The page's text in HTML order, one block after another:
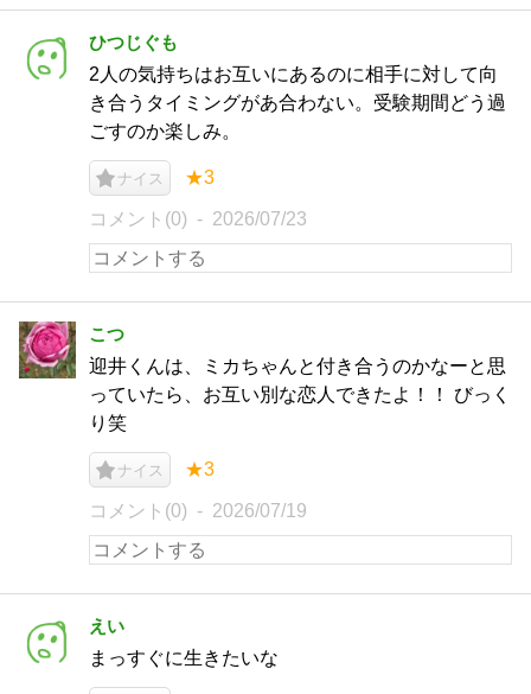
ひつじぐも
2人の気持ちはお互いにあるのに相手に対して向
き合うタイミングがあ合わない。受験期間どう過
ごすのか楽しみ。
ナイス ★3
コメント(0) 2026/07/23
こつ
迎井くんは、ミカちゃんと付き合うのかなーと思
っていたら、お互い別な恋人できたよ！！ びっく
り笑
ナイス ★3
コメント(0) 2026/07/19
えい
まっすぐに生きたいな